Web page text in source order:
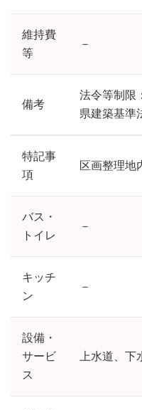
維持費
等
－
備考
法令等制限
県建築基準
特記事
項
区画整理地
バス・
トイレ
－
キッチ
ン
－
設備・
サービ
ス
上水道、